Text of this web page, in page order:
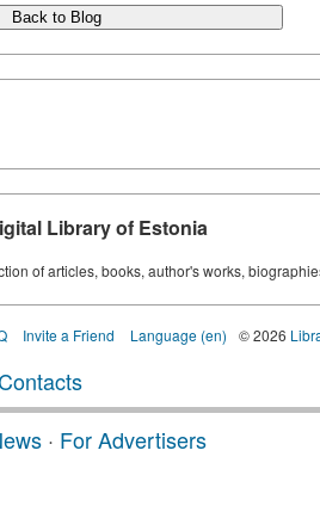
Back to Blog
Library of Estonia
of articles, books, author's works,
Invite a Friend Language (en) © 2026
· For Advertisers